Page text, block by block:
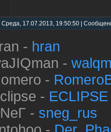
Среда, 17.07.2013, 19:50:50 |
- hran
-
-
- ECLIPSE
- sneg_rus